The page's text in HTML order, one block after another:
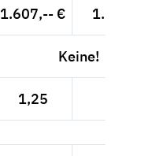
1.607,-- €
Keine!
1,25